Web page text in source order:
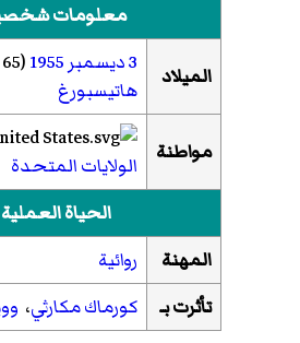
معلومات
الميلاد 3 ديسمبر 1955(65 سنة)
هاتيسبورغ
مواطنة
الولايات المتحدة
الحياة العملية
المهنة
روائية
تأثرت بـ
كورماك مكارثي،